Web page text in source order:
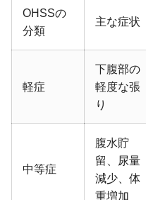
OHSSの
分類
主な症状
軽症
下腹部の
軽度な張
り
中等症
腹水貯
留、尿量
減少、体
重増加